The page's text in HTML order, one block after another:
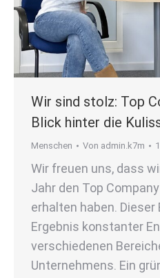
Wir sind stolz: Top
Blick hinter die
Menschen Von admin.k7m
Wir freuen uns, dass
Jahr den Top
erhalten haben.
Ergebnis konstanter
verschiedenen
Unternehmens. Ein